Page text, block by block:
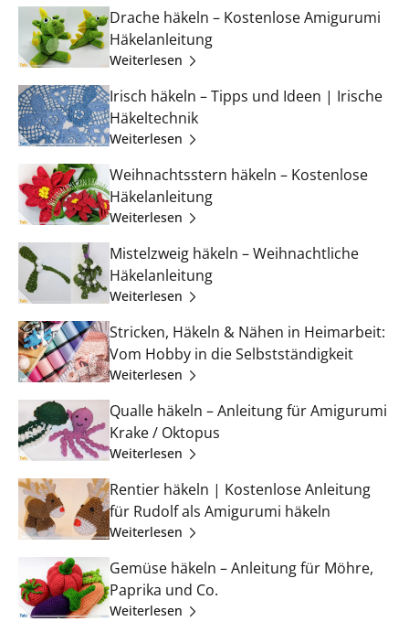
Drache häkeln – Kostenlose Amigurumi
Häkelanleitung
Weiterlesen
Irisch häkeln – Tipps und Ideen | Irische
Häkeltechnik
Weiterlesen
Weihnachtsstern häkeln – Kostenlose
Häkelanleitung
Weiterlesen
Mistelzweig häkeln – Weihnachtliche
Häkelanleitung
Weiterlesen
Stricken, Häkeln & Nähen in Heimarbeit:
Vom Hobby in die Selbstständigkeit
Weiterlesen
Qualle häkeln – Anleitung für Amigurumi
Krake / Oktopus
Weiterlesen
Rentier häkeln | Kostenlose Anleitung
für Rudolf als Amigurumi häkeln
Weiterlesen
Gemüse häkeln – Anleitung für Möhre,
Paprika und Co.
Weiterlesen